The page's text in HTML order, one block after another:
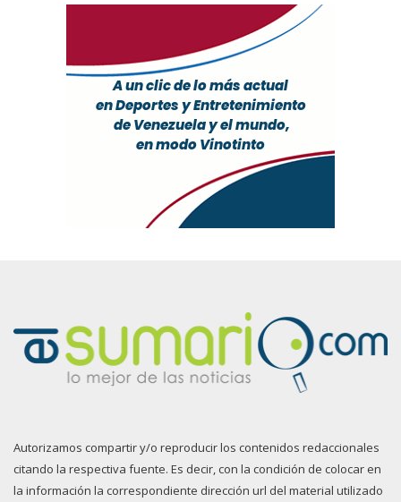
Autorizamos compartir y/o reproducir los contenidos redaccionales
citando la respectiva fuente. Es decir, con la condición de colocar en
la información la correspondiente dirección url del material utilizado